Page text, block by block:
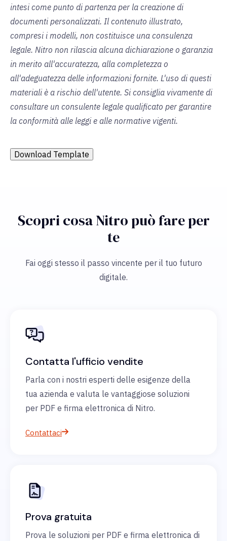
intesi come punto di partenza per la creazione di
documenti personalizzati. Il contenuto illustrato,
compresi i modelli, non costituisce una consulenza
legale. Nitro non rilascia alcuna dichiarazione o garanzia
in merito all'accuratezza, alla completezza o
all'adeguatezza delle informazioni fornite. L'uso di questi
materiali è a rischio dell'utente. Si consiglia vivamente di
consultare un consulente legale qualificato per garantire
la conformità alle leggi e alle normative vigenti.
Download Template
Scopri cosa Nitro può fare per
te
Fai oggi stesso il passo vincente per il tuo futuro
digitale.
Contatta l'ufficio vendite
Parla con i nostri esperti delle esigenze della
tua azienda e valuta le vantaggiose soluzioni
per PDF e firma elettronica di Nitro.
Contattaci
Prova gratuita
Prova le soluzioni per PDF e firma elettronica di